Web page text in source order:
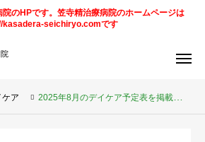
のHPです。笠寺精治療病院のホームページは
kasadera-seichiryo.comです
ケア 2025年8月のデイケア予定表を掲載しました！
デイケア予定表